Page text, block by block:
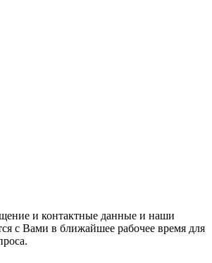
и контактные данные и наши
с Вами в ближайшее рабочее время для